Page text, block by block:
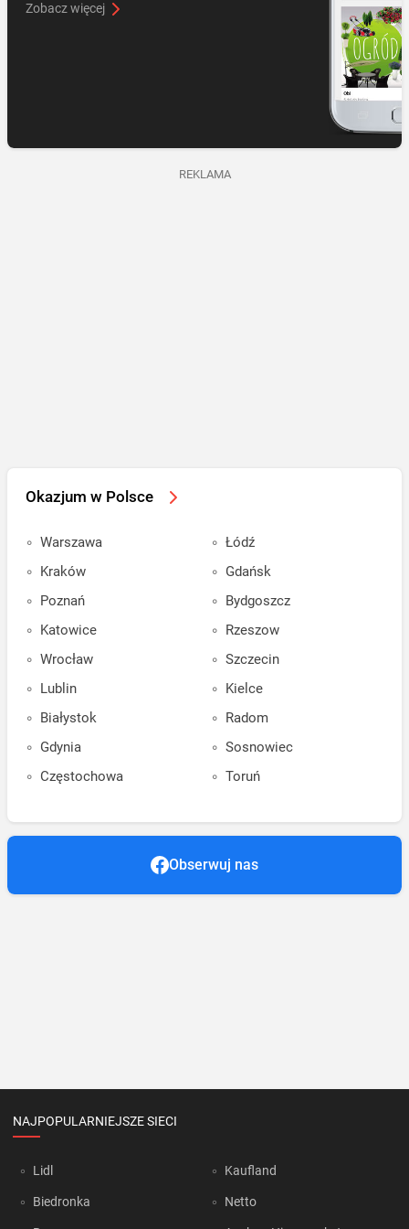
Zobacz więcej
REKLAMA
Okazjum w Polsce
Warszawa
Kraków
Poznań
Katowice
Wrocław
Lublin
Białystok
Gdynia
Częstochowa
Łódź
Gdańsk
Bydgoszcz
Rzeszow
Szczecin
Kielce
Radom
Sosnowiec
Toruń
Obserwuj nas
NAJPOPULARNIEJSZE SIECI
Lidl
Biedronka
Kaufland
Netto